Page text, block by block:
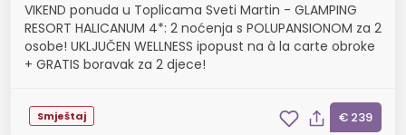
VIKEND ponuda u Toplicama Sveti Martin - GLAMPING
RESORT HALICANUM 4*: 2 noćenja s POLUPANSIONOM za 2
osobe! UKLJUČEN WELLNESS ipopust na à la carte obroke
+ GRATIS boravak za 2 djece!
Smještaj € 239